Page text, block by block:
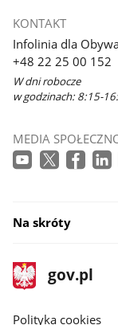
KONTAKT
Infolinia dla
+48 22 25 00 152
W dni robocze
w godzinach: 8:15-
MEDIA
Na skróty
stopka
gov.pl
Strona
gov.pl
gov.pl
Polityka cookies